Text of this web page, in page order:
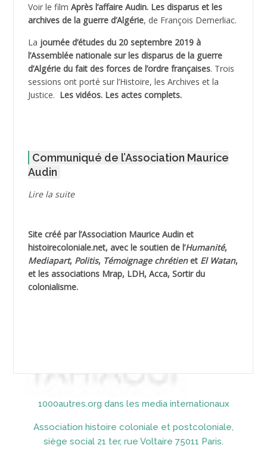
ADJANI Khaled
ADJAOUT
ADNI Mohamed Akli
ADOUL Arab *
AGOULMINE
AHLOUCHE Mabrouk *
AIBLIED Ahmed
AICHEKADRA Sid Ahmed
AICI (ou AISSI) Laïd
AIDI
Voir le film Après l’affaire Audin. Les disparus et les
archives de la guerre d’Algérie, de François Demerliac.
La journée d’études du 20 septembre 2019 à
l’Assemblée nationale sur les disparus de la guerre
d’Algérie du fait des forces de l’ordre françaises. Trois
sessions ont porté sur l’Histoire, les Archives et la
Justice. Les vidéos. Les actes complets.
Communiqué de l’Association Maurice
Audin
Lire la suite
Site créé par l’Association Maurice Audinet
histoirecoloniale.net, avec le soutien de l’Humanité,
Mediapart, Politis, Témoignage chrétienet El Watan,
et les associations Mrap, LDH, Acca, Sortir du
colonialisme.
1000autres.org dans les media internationaux
Association histoire coloniale et postcoloniale,
siège social 21 ter, rue Voltaire 75011 Paris.